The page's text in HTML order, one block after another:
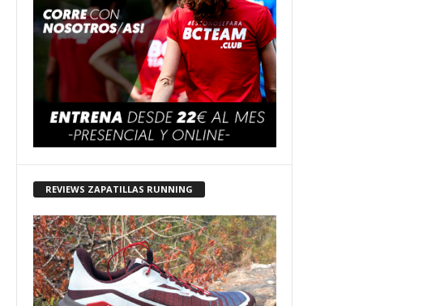
REVIEWS ZAPATILLAS RUNNING